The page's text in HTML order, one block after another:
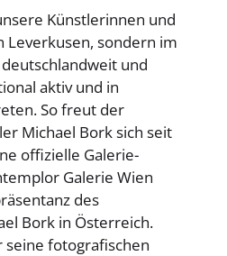
Künstlerinnen und
Leverkusen, sondern im
und
aktiv und in
So freut der
Michael Bork sich seit
offizielle Galerie-
Galerie Wien
des
Bork in Österreich.
fotografischen